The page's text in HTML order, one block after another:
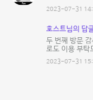
2023-07-31
호스트님의 답
두 번째 방문
로도 이용 부탁
2023-07-31